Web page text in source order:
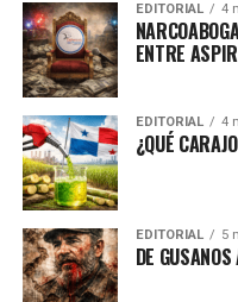
EDITORIAL 4
ENTRE
EDITORIAL 4
¿QUÉ
EDITORIAL 5
DE